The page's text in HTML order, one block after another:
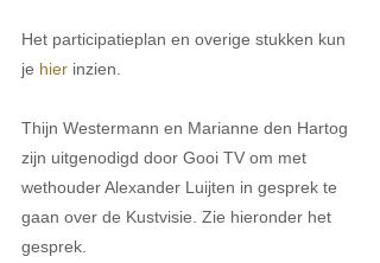
Het participatieplan en overige stukken kun
je hier inzien.
Thijn Westermann en Marianne den Hartog
zijn uitgenodigd door Gooi TV om met
wethouder Alexander Luijten in gesprek te
gaan over de Kustvisie. Zie hieronder het
gesprek.